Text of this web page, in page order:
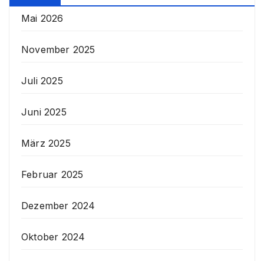
Mai 2026
November 2025
Juli 2025
Juni 2025
März 2025
Februar 2025
Dezember 2024
Oktober 2024